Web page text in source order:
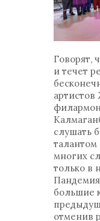
Говорят,
и течет
артистов
слушать
многих
только в
большие
отменив